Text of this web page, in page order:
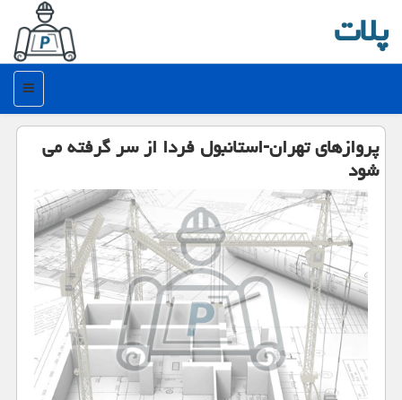
پلات
منو
پروازهای تهران-استانبول فردا از سر گرفته می
شود